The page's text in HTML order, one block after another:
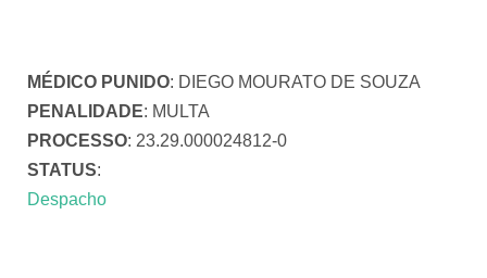
MÉDICO PUNIDO: DIEGO MOURATO DE SOUZA
PENALIDADE: MULTA
PROCESSO: 23.29.000024812-0
STATUS:
Despacho